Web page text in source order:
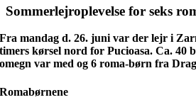
billede
Sommerlejroplevelse for seks
Fra mandag d. 26. juni var der lejr i
timers kørsel nord for Pucioasa. Ca. 40
omegn var med og 6 roma-børn fra
Romabørnene